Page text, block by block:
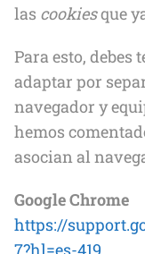
las cookiesque
Para esto, debes
adaptar por
navegador y
hemos
asocian al
Google Chrome
https://
7?hl=es-419